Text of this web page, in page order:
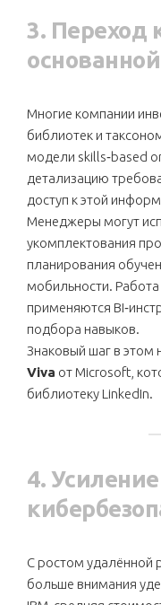
3. Переход
Многие компании
библиотек и
модели skills‑based
детализацию
доступ к этой
Менеджеры могут
укомплектования
планирования
мобильности.
применяются
подбора навыков.
Знаковый шаг в этом
Viva от Microsoft,
библиотеку LinkedIn.
4.
С ростом удалённой
больше внимания